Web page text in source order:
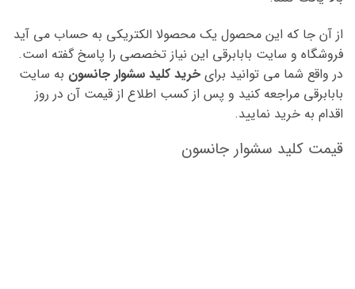
از آن جا که این محصول یک محصولا الکتریکی به حساب می آید
فروشگاه و سایت بابابرقی این نیاز تخصصی را پاسخ گفته است.
در واقع شما می توانید برای خرید کلید سشوار جانسون به سایت
بابابرقی مراجعه کنید و پس از کسب اطلاع از قیمت آن در روز
اقدام به خرید نمایید.
قیمت کلید سشوار جانسون